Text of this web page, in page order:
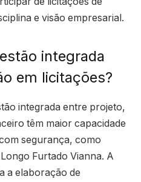
e visão empresarial.
integrada
em licitações?
integrada entre projeto,
têm maior capacidade
segurança, como
Furtado Vianna. A
a elaboração de